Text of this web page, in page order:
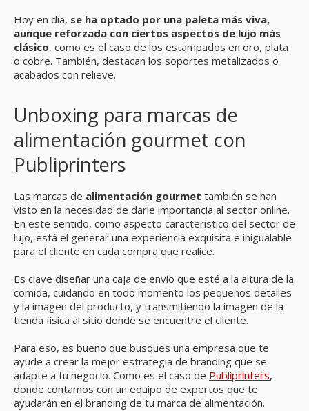
Hoy en día, se ha optado por una paleta más viva,
aunque reforzada con ciertos aspectos de lujo más
clásico, como es el caso de los estampados en oro, plata
o cobre. También, destacan los soportes metalizados o
acabados con relieve.
Unboxing para marcas de
alimentación gourmet con
Publiprinters
Las marcas de alimentación gourmet también se han
visto en la necesidad de darle importancia al sector online.
En este sentido, como aspecto característico del sector de
lujo, está el generar una experiencia exquisita e inigualable
para el cliente en cada compra que realice.
Es clave diseñar una caja de envío que esté a la altura de la
comida, cuidando en todo momento los pequeños detalles
y la imagen del producto, y transmitiendo la imagen de la
tienda física al sitio donde se encuentre el cliente.
Para eso, es bueno que busques una empresa que te
ayude a crear la mejor estrategia de branding que se
adapte a tu negocio. Como es el caso de Publiprinters,
donde contamos con un equipo de expertos que te
ayudarán en el branding de tu marca de alimentación.